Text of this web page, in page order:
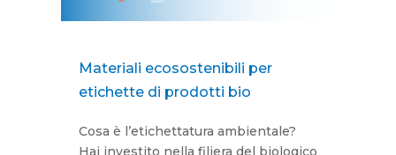
Materiali ecosostenibili per
etichette di prodotti bio
Cosa è l’etichettatura ambientale?
Hai investito nella filiera del biologico